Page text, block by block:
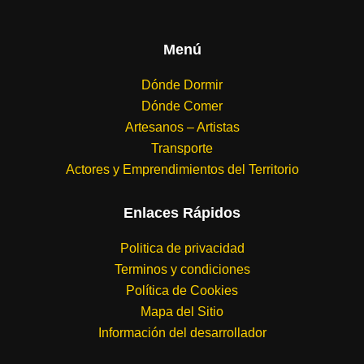
Menú
Dónde Dormir
Dónde Comer
Artesanos – Artistas
Transporte
Actores y Emprendimientos del Territorio
Enlaces Rápidos
Politica de privacidad
Terminos y condiciones
Política de Cookies
Mapa del Sitio
Información del desarrollador